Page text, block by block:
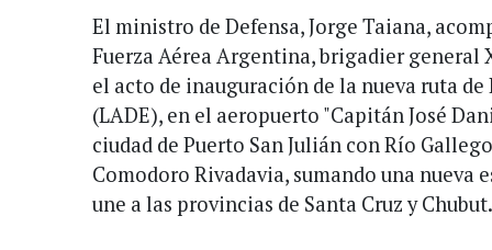
El ministro de Defensa, Jorge Taiana,
Fuerza Aérea Argentina, brigadier general
el acto de inauguración de la nueva ruta de
(LADE), en el aeropuerto "Capitán José
ciudad de Puerto San Julián con Río
Comodoro Rivadavia, sumando una nueva
une a las provincias de Santa Cruz y Chubut.